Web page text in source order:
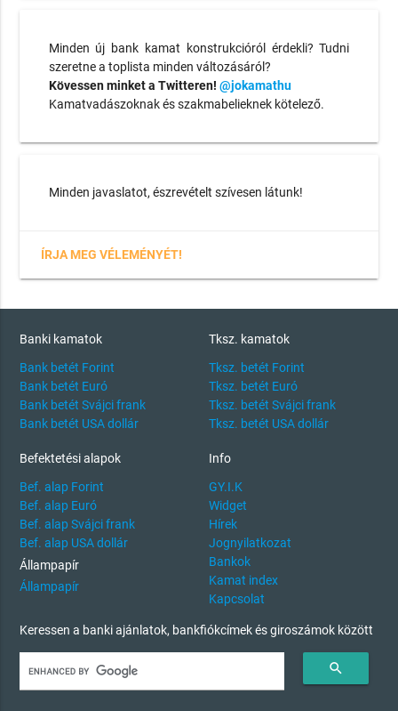
Minden új bank kamat konstrukcióról érdekli? Tudni
szeretne a toplista minden változásáról?
Kövessen minket a Twitteren! @jokamathu
Kamatvadászoknak és szakmabelieknek kötelező.
Minden javaslatot, észrevételt szívesen látunk!
ÍRJA MEG VÉLEMÉNYÉT!
Banki kamatok
Bank betét Forint
Bank betét Euró
Bank betét Svájci frank
Bank betét USA dollár
Tksz. kamatok
Tksz. betét Forint
Tksz. betét Euró
Tksz. betét Svájci frank
Tksz. betét USA dollár
Befektetési alapok
Bef. alap Forint
Bef. alap Euró
Bef. alap Svájci frank
Bef. alap USA dollár
Állampapír
Állampapír
Info
GY.I.K
Widget
Hírek
Jognyilatkozat
Bankok
Kamat index
Kapcsolat
Keressen a banki ajánlatok, bankfiókcímek és giroszámok között
search